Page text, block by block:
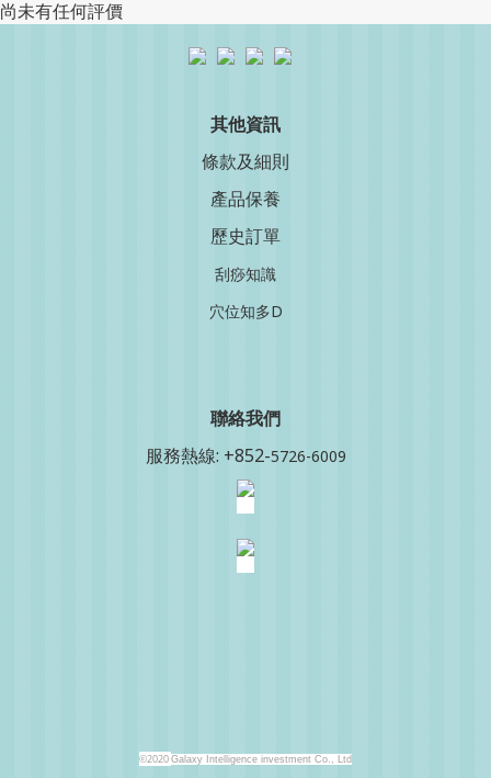
尚未有任何評價
其他資訊
條款及細則
產品保養
歷史訂單
刮痧知識
穴位知多D
聯絡我們
服務熱線: +852-5726-6009
©2020 Galaxy Intelligence investment Co., Ltd